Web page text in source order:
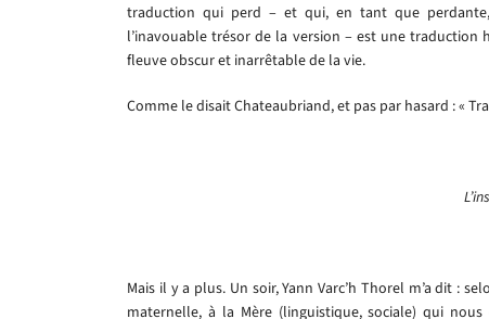
traduction qui perd – et qui, en tant que
l’inavouable trésor de la version – est une
fleuve obscur et inarrêtable de la vie.
Comme le disait Chateaubriand, et pas par hasard : «
Mais il y a plus. Un soir, Yann Varc’h Thorel m’a dit :
maternelle, à la Mère (linguistique, sociale) qui